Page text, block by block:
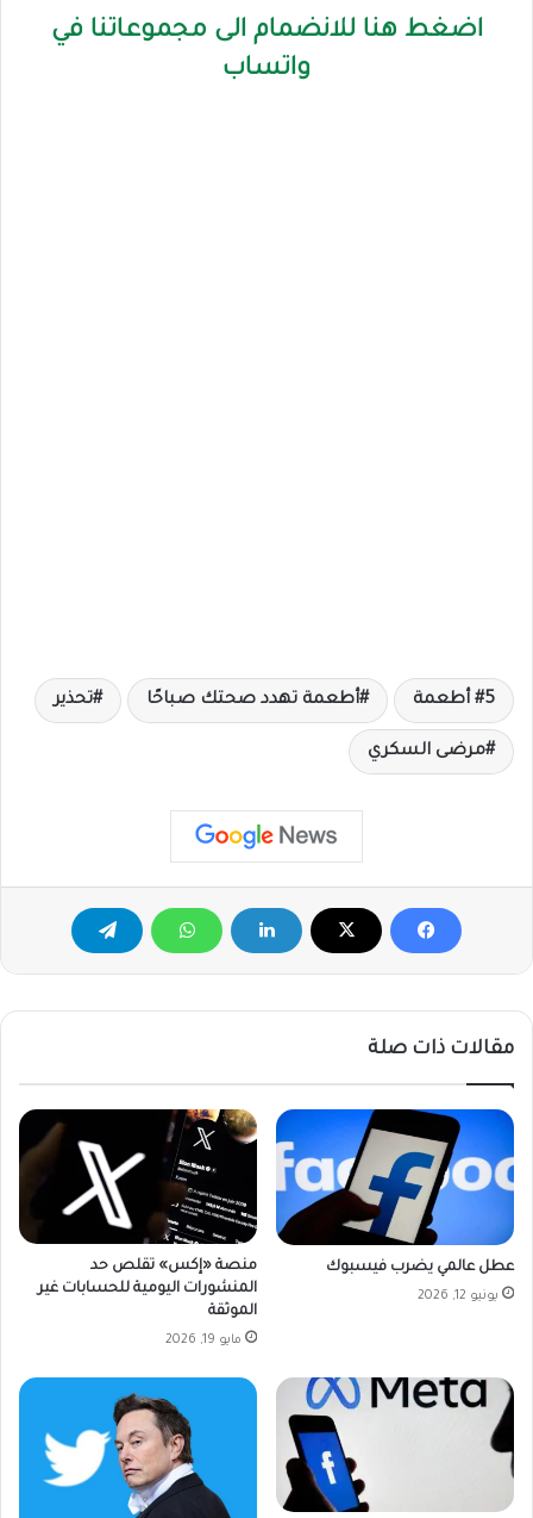
اضغط هنا للانضمام الى مجموعاتنا في
واتساب
5 أطعمة أطعمة تهدد صحتك صباحًا تحذير
مرضى السكري
مقالات ذات صلة
عطل عالمي يضرب فيسبوك
يونيو 12, 2026
منصة «إكس» تقلص حد
المنشورات اليومية للحسابات غير
الموثقة
مايو 19, 2026